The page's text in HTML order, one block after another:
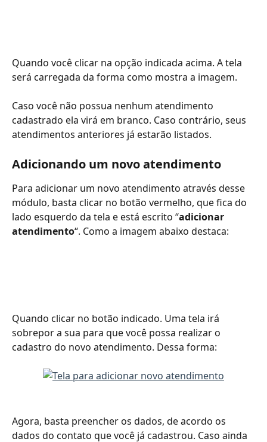
Quando você clicar na opção indicada acima. A tela
será carregada da forma como mostra a imagem.
Caso você não possua nenhum atendimento
cadastrado ela virá em branco. Caso contrário, seus
atendimentos anteriores já estarão listados.
Adicionando um novo atendimento
Para adicionar um novo atendimento através desse
módulo, basta clicar no botão vermelho, que fica do
lado esquerdo da tela e está escrito “adicionar
atendimento“. Como a imagem abaixo destaca:
Quando clicar no botão indicado. Uma tela irá
sobrepor a sua para que você possa realizar o
cadastro do novo atendimento. Dessa forma:
Agora, basta preencher os dados, de acordo os
dados do contato que você já cadastrou. Caso ainda